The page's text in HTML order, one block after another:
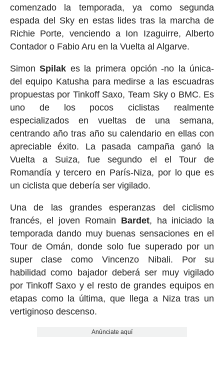
comenzado la temporada, ya como segunda
espada del Sky en estas lides tras la marcha de
Richie Porte, venciendo a Ion Izaguirre, Alberto
Contador o Fabio Aru en la Vuelta al Algarve.
SimonSpilak es la primera opción -no la única-
del equipo Katusha para medirse a las escuadras
propuestas por Tinkoff Saxo, Team Sky o BMC. Es
uno de los pocos ciclistas realmente
especializados en vueltas de una semana,
centrando año tras año su calendario en ellas con
apreciable éxito. La pasada campaña ganó la
Vuelta a Suiza, fue segundo el el Tour de
Romandía y tercero en París-Niza, por lo que es
un ciclista que debería ser vigilado.
Una de las grandes esperanzas del ciclismo
francés, el joven Romain Bardet, ha iniciado la
temporada dando muy buenas sensaciones en el
Tour de Omán, donde solo fue superado por un
super clase como Vincenzo Nibali. Por su
habilidad como bajador deberá ser muy vigilado
por Tinkoff Saxo y el resto de grandes equipos en
etapas como la última, que llega a Niza tras un
vertiginoso descenso.
Anúnciate aquí